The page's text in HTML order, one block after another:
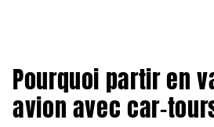
Pourquoi partir en
avion avec car-